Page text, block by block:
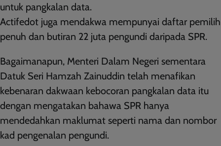
untuk pangkalan data.
Actifedot juga mendakwa mempunyai daftar pemilih
penuh dan butiran 22 juta pengundi daripada SPR.
Bagaimanapun, Menteri Dalam Negeri sementara
Datuk Seri Hamzah Zainuddin telah menafikan
kebenaran dakwaan kebocoran pangkalan data itu
dengan mengatakan bahawa SPR hanya
mendedahkan maklumat seperti nama dan nombor
kad pengenalan pengundi.